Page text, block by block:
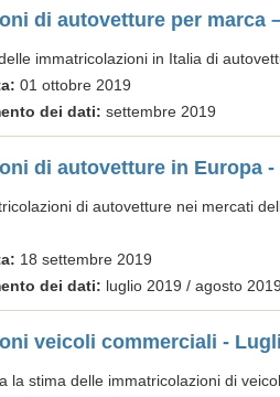
di autovetture per marca
immatricolazioni in Italia di
01 ottobre 2019
dei dati: settembre 2019
di autovetture in Europa
di autovetture nei mercati
18 settembre 2019
dei dati: luglio 2019 / agosto 2019
veicoli commerciali -
la stima delle immatricolazioni di